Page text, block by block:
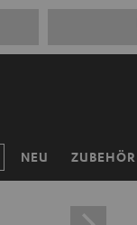
NEU ZUBEHÖR